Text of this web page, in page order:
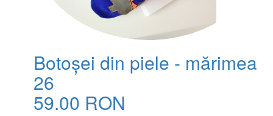
Botoșei din piele - mărimea
26
59.00 RON